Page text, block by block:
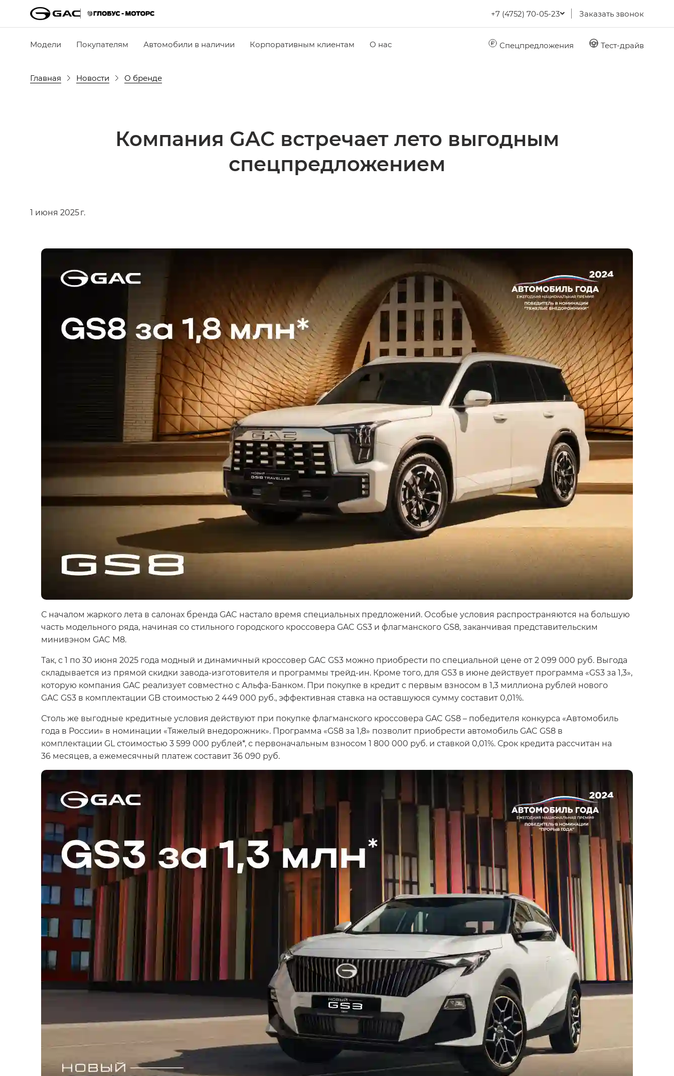
+7 (4752) 70-05-23 Заказать звонок
Модели Покупателям Автомобили в наличии Корпоративным клиентам О нас Спецпредложения Тест-драйв
Главная Новости О бренде
Компания GAC встречает лето выгодным
спецпредложением
1 июня 2025 г.
С началом жаркого лета в салонах бренда GAC настало время специальных предложений. Особые условия распространяются на большую
часть модельного ряда, начиная со стильного городского кроссовера GAC GS3 и флагманского GS8, заканчивая представительским
минивэном GAC M8.
Так, с 1 по 30 июня 2025 года модный и динамичный кроссовер GAC GS3 можно приобрести по специальной цене от 2 099 000 руб. Выгода
складывается из прямой скидки завода-изготовителя и программы трейд-ин. Кроме того, для GS3 в июне действует программа «GS3 за 1,3»,
которую компания GAC реализует совместно с Альфа-Банком. При покупке в кредит с первым взносом в 1,3 миллиона рублей нового
GAC GS3 в комплектации GB стоимостью 2 449 000 руб., эффективная ставка на оставшуюся сумму составит 0,01%.
Столь же выгодные кредитные условия действуют при покупке флагманского кроссовера GAC GS8 – победителя конкурса «Автомобиль
года в России» в номинации «Тяжелый внедорожник». Программа «GS8 за 1,8» позволит приобрести автомобиль GAC GS8 в
комплектации GL стоимостью 3 599 000 рублей*, с первоначальным взносом 1 800 000 руб. и ставкой 0,01%. Срок кредита рассчитан на
36 месяцев, а ежемесячный платеж составит 36 090 руб.